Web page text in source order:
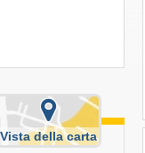
Vista della carta